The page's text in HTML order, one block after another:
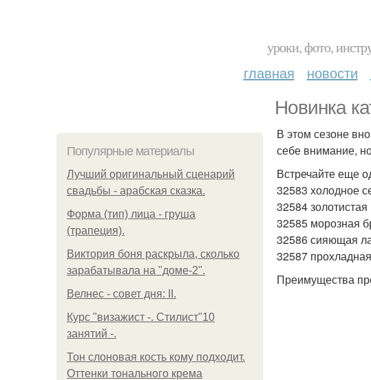
уроки, фото,
главная новости
Новинка
Популярные материалы
Лучший оригинальный сценарий
свадьбы - арабская сказка.
Форма (тип) лица - груша
(трапеция).
Виктория боня раскрыла, сколько
зарабатывала на "доме-2".
Велнес - совет дня: II.
Курс "визажист -. Стилист"10
занятий -.
Тон слоновая кость кому подходит.
Оттенки тонального крема
В этом сезоне
себе внимание,
Встречайте еще
32583 холодное
32584 золотистая
32585 морозная
32586 сияющая
32587
Преимущества